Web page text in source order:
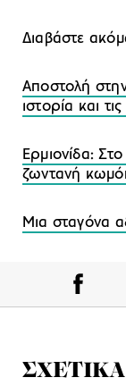
Διαβάστε
Αποστολή
ιστορία και
Ερμιονίδα:
ζωντανή
Μια σταγόνα